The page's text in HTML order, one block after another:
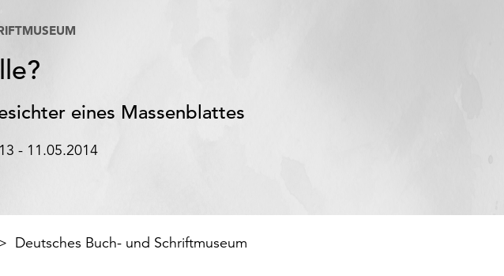
eines Massenblattes
- 11.05.2014
Deutsches Buch- und Schriftmuseum